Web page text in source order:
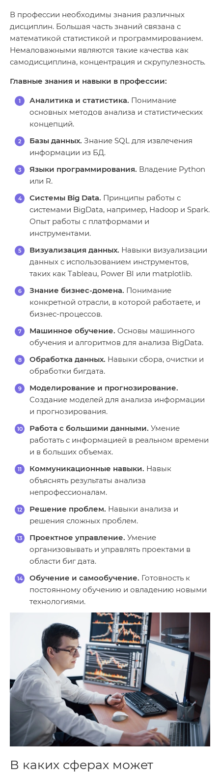
В профессии необходимы знания различных
дисциплин. Большая часть знаний связана с
математикой статистикой и программированием.
Немаловажными являются такие качества как
самодисциплина, концентрация и скрупулезность.
Главные знания и навыки в профессии:
Аналитика и статистика. Понимание
основных методов анализа и статистических
концепций.
Базы данных. Знание SQL для извлечения
информации из БД.
Языки программирования. Владение Python
или R.
Системы Big Data. Принципы работы с
системами BigData, например, Hadoop и Spark.
Опыт работы с платформами и
инструментами.
Визуализация данных. Навыки визуализации
данных с использованием инструментов,
таких как Tableau, Power BI или matplotlib.
Знание бизнес-домена. Понимание
конкретной отрасли, в которой работаете, и
бизнес-процессов.
Машинное обучение. Основы машинного
обучения и алгоритмов для анализа BigData.
Обработка данных. Навыки сбора, очистки и
обработки бигдата.
Моделирование и прогнозирование.
Создание моделей для анализа информации
и прогнозирования.
Работа с большими данными. Умение
работать с информацией в реальном времени
и в больших объемах.
Коммуникационные навыки. Навык
объяснять результаты анализа
непрофессионалам.
Решение проблем. Навыки анализа и
решения сложных проблем.
Проектное управление. Умение
организовывать и управлять проектами в
области биг дата.
Обучение и самообучение. Готовность к
постоянному обучению и овладению новыми
технологиями.
В каких сферах может